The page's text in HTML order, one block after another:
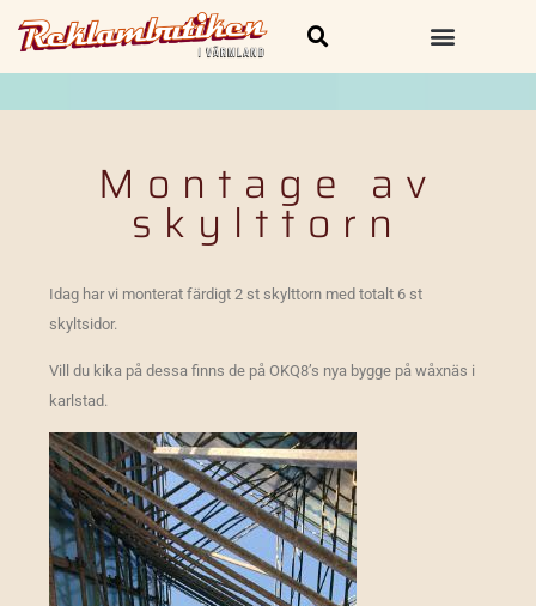
Montage av
skylttorn
Idag har vi monterat färdigt 2 st skylttorn med totalt 6 st
skyltsidor.
Vill du kika på dessa finns de på OKQ8’s nya bygge på wåxnäs i
karlstad.